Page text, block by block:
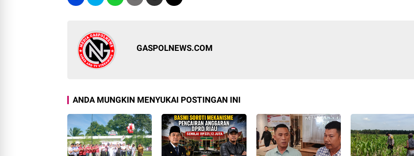
GASPOLNEWS.COM
ANDA MUNGKIN MENYUKAI POSTINGAN INI